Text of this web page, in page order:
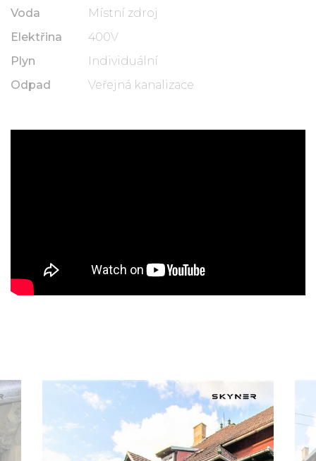
Voda
Místní zdroj
Elektřina
400V
Plyn
Individuální
Odpad
Veřejná kanalizace